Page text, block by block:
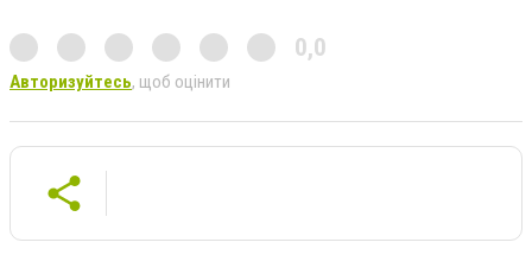
0,0
Авторизуйтесь, щоб оцінити